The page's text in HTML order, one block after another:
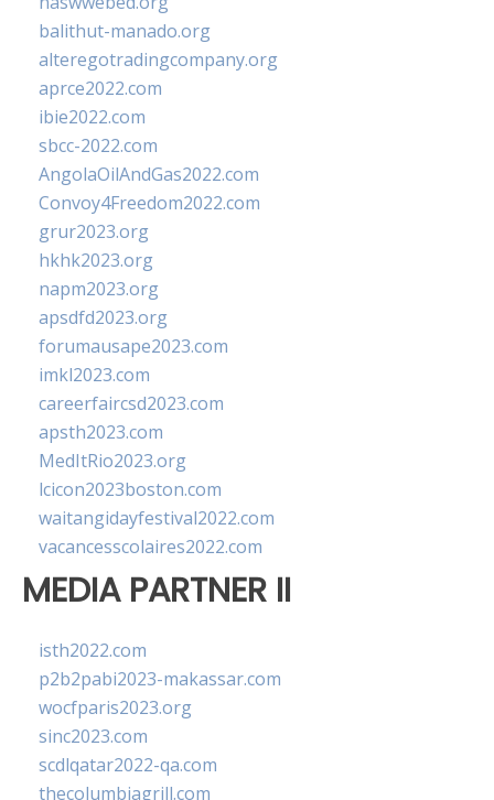
balithut-manado.org
alteregotradingcompany.org
aprce2022.com
ibie2022.com
sbcc-2022.com
AngolaOilAndGas2022.com
Convoy4Freedom2022.com
grur2023.org
hkhk2023.org
napm2023.org
apsdfd2023.org
forumausape2023.com
imkl2023.com
careerfaircsd2023.com
apsth2023.com
MedItRio2023.org
lcicon2023boston.com
waitangidayfestival2022.com
vacancesscolaires2022.com
MEDIA PARTNER II
isth2022.com
p2b2pabi2023-makassar.com
wocfparis2023.org
sinc2023.com
scdlqatar2022-qa.com
thecolumbiagrill.com